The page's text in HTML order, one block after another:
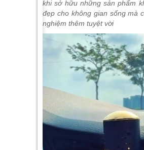
khi sở hữu những sản phẩm
đẹp cho không gian sống mà
nghiệm thêm tuyệt vời